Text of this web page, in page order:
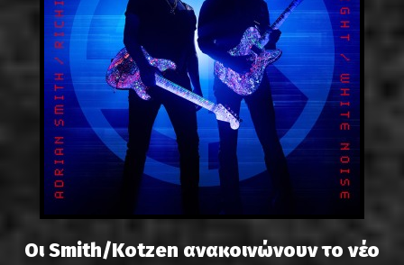
Οι Smith/Kotzen ανακοινώνουν το νέο